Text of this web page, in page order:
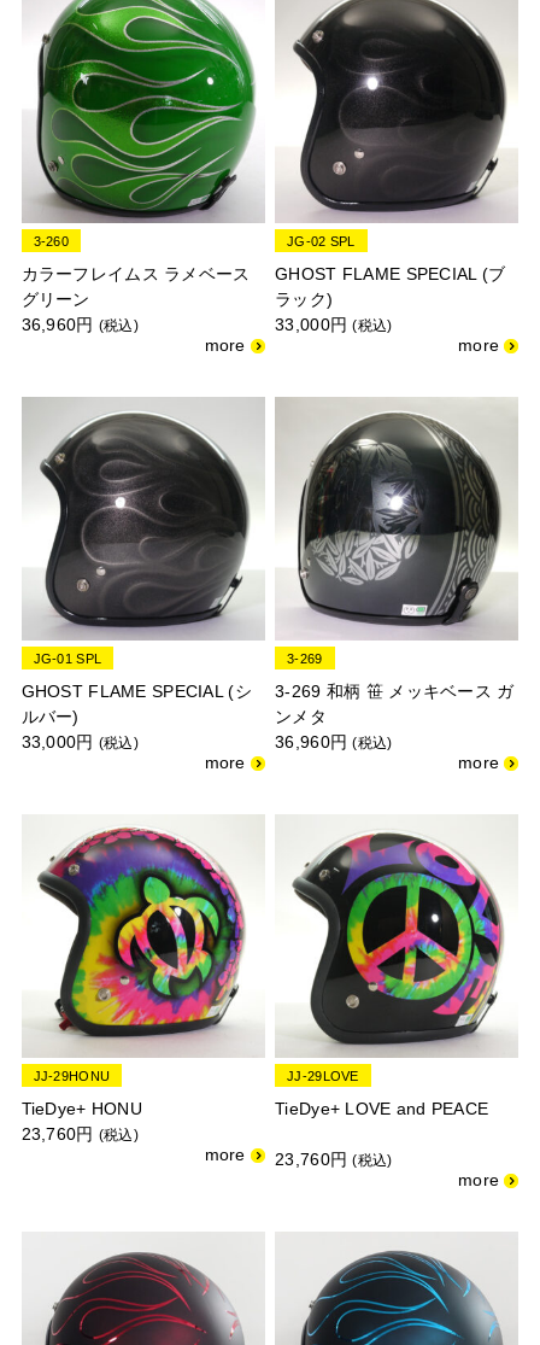
3-260
カラーフレイムス ラメベース
グリーン
36,960円 (税込)
JG-02 SPL
GHOST FLAME SPECIAL (ブ
ラック)
33,000円(税込)
JG-01 SPL
GHOST FLAME SPECIAL (シ
ルバー)
33,000円 (税込)
3-269
3-269 和柄 笹 メッキベース ガ
ンメタ
36,960円(税込)
JJ-29HONU
TieDye+ HONU
23,760円 (税込)
JJ-29LOVE
TieDye+ LOVE and PEACE
23,760円(税込)